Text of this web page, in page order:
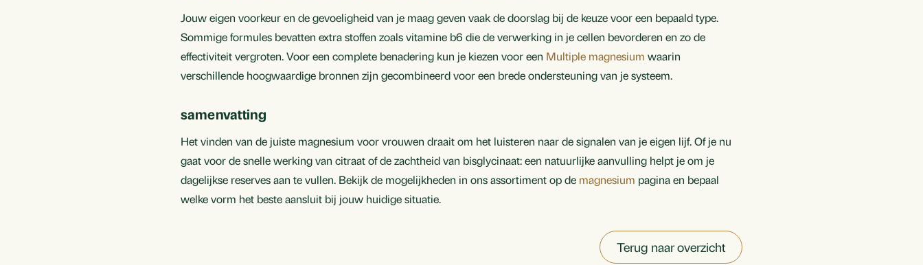
Jouw eigen voorkeur en de gevoeligheid van je maag geven vaak de doorslag bij de keuze voor een bepaald type.
Sommige formules bevatten extra stoffen zoals vitamine b6 die de verwerking in je cellen bevorderen en zo de
effectiviteit vergroten. Voor een complete benadering kun je kiezen voor een Multiple magnesium waarin
verschillende hoogwaardige bronnen zijn gecombineerd voor een brede ondersteuning van je systeem.
samenvatting
Het vinden van de juiste magnesium voor vrouwen draait om het luisteren naar de signalen van je eigen lijf. Of je nu
gaat voor de snelle werking van citraat of de zachtheid van bisglycinaat: een natuurlijke aanvulling helpt je om je
dagelijkse reserves aan te vullen. Bekijk de mogelijkheden in ons assortiment op de magnesium pagina en bepaal
welke vorm het beste aansluit bij jouw huidige situatie.
Terug naar overzicht